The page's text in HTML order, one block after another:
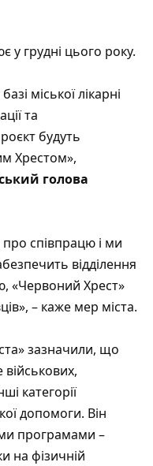
у грудні цього року.
міської лікарні
та
будуть
Хрестом»,
голова
співпрацю і ми
відділення
«Червоний Хрест»
– каже мер міста.
зазначили, що
категорії
допомоги. Він
програмами –
на фізичній